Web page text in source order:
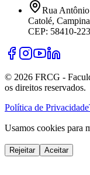
Rua
Catolé,
CEP: 58410-223
© 2026 FRCG -
os direitos reservados.
Política de Privacidade
Usamos cookies para
Rejeitar Aceitar